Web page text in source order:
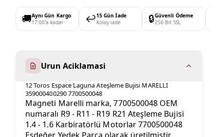
🚚Aynı Gün Kargo
17:00'a kadar
↩️15 Gün İade
Kolay iade
🔒Güvenli Ödeme
256 Bit SSL
Urun Aciklamasi
12 Toros Espace Laguna Ateşleme Bujisi MARELLI
359000400290 7700500048
Magneti Marelli marka, 7700500048 OEM
numaralı R9 - R11 - R19 R21 Ateşleme Bujisi
1.4 - 1.6 Karbiratörlü Motorlar 7700500048